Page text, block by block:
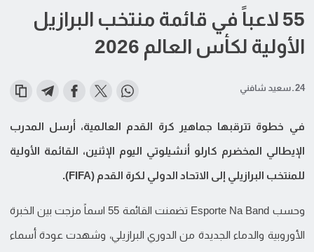
55 لاعباً في قائمة منتخب البرازيل
الأولية لكأس العالم 2026
24 ـ سعيد شافني
في خطوة تترقبها جماهير كرة القدم العالمية، أرسل المدرب
الإيطالي المخضرم كارلو أنشيلوتي اليوم الإثنين، القائمة الأولية
للمنتخب البرازيلي إلى الاتحاد الدولي لكرة القدم (FIFA).
وحسب Esporte Na Band تضمنت القائمة 55 اسماً مزجت بين الخبرة
الأوروبية والدماء الجديدة من الدوري البرازيلي، وشهدت عودة أسماء